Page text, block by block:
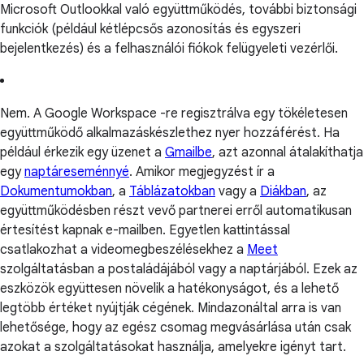
Microsoft Outlookkal való együttműködés, további biztonsági
funkciók (például kétlépcsős azonosítás és egyszeri
bejelentkezés) és a felhasználói fiókok felügyeleti vezérlői.
Nem. A Google Workspace -re regisztrálva egy tökéletesen
együttműködő alkalmazáskészlethez nyer hozzáférést. Ha
például érkezik egy üzenet a Gmailbe, azt azonnal átalakíthatja
egynaptáreseménnyé. Amikor megjegyzést ír a
Dokumentumokban, a Táblázatokban vagy a Diákban, az
együttműködésben részt vevő partnerei erről automatikusan
értesítést kapnak e-mailben. Egyetlen kattintással
csatlakozhat a videomegbeszélésekhez a Meet
szolgáltatásban a postaládájából vagy a naptárjából. Ezek az
eszközök együttesen növelik a hatékonyságot, és a lehető
legtöbb értéket nyújtják cégének. Mindazonáltal arra is van
lehetősége, hogy az egész csomag megvásárlása után csak
azokat a szolgáltatásokat használja, amelyekre igényt tart.